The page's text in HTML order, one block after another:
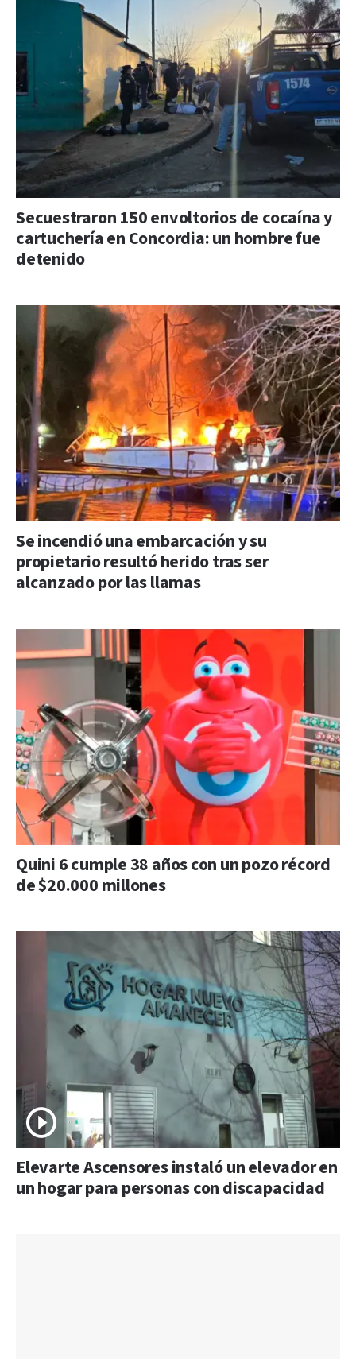
Secuestraron 150 envoltorios de cocaína y
cartuchería en Concordia: un hombre fue
detenido
Se incendió una embarcación y su
propietario resultó herido tras ser
alcanzado por las llamas
Quini 6 cumple 38 años con un pozo récord
de $20.000 millones
Elevarte Ascensores instaló un elevador en
un hogar para personas con discapacidad